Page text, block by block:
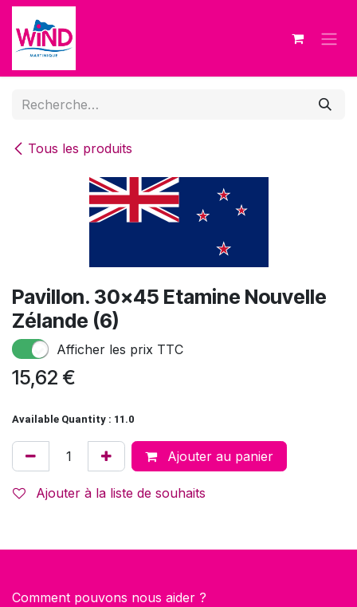
Se rendre au contenu
Tous les produits
Pavillon. 30x45 Etamine Nouvelle
Zélande (6)
Afficher les prix TTC
15,62 €
Available Quantity : 11.0
Ajouter au panier
Ajouter à la liste de souhaits
Comment pouvons nous aider ?